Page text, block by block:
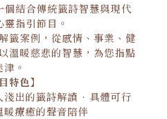
個結合傳統籤詩智慧與現代
指引節目。
籤案例，從感情、事業、健
溫暖慈悲的智慧，為您指點
津。
特色】
出的籤詩解讀 · 具體可行
暖療癒的聲音陪伴